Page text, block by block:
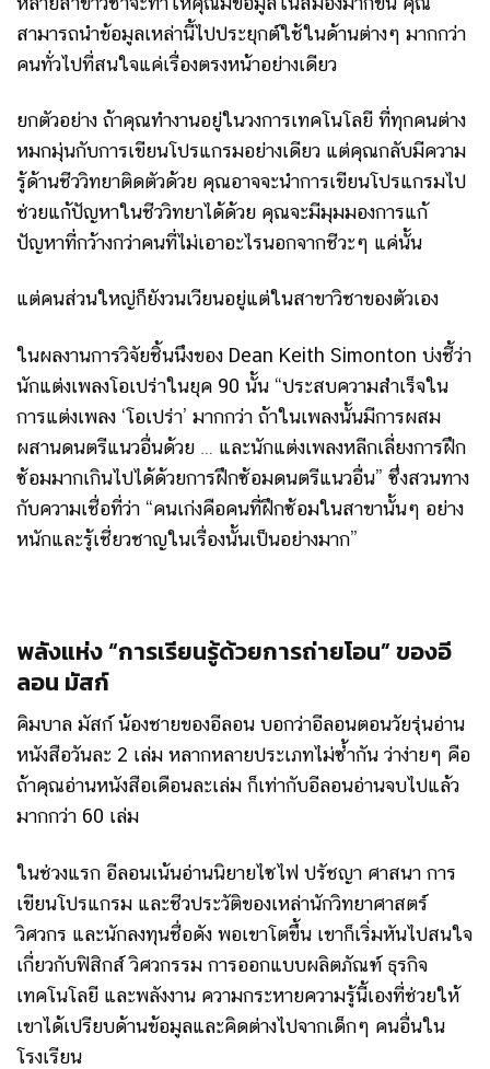
สามารถนำข้อมูลเหล่านี้ไปประยุกต์ใช้ในด้านต่างๆ มากกว่า
คนทั่วไปที่สนใจแค่เรื่องตรงหน้าอย่างเดียว
ยกตัวอย่าง ถ้าคุณทำงานอยู่ในวงการเทคโนโลยี ที่ทุกคนต่าง
หมกมุ่นกับการเขียนโปรแกรมอย่างเดียว แต่คุณกลับมีความ
รู้ด้านชีววิทยาติดตัวด้วย คุณอาจจะนำการเขียนโปรแกรมไป
ช่วยแก้ปัญหาในชีววิทยาได้ด้วย คุณจะมีมุมมองการแก้
ปัญหาที่กว้างกว่าคนที่ไม่เอาอะไรนอกจากชีวะๆ แค่นั้น
แต่คนส่วนใหญ่ก็ยังวนเวียนอยู่แต่ในสาขาวิชาของตัวเอง
ในผลงานการวิจัยชิ้นนึงของ Dean Keith Simonton บ่งชี้ว่า
นักแต่งเพลงโอเปร่าในยุค 90 นั้น “ประสบความสำเร็จใน
การแต่งเพลง ‘โอเปร่า’ มากกว่า ถ้าในเพลงนั้นมีการผสม
ผสานดนตรีแนวอื่นด้วย … และนักแต่งเพลงหลีกเลี่ยงการฝึก
ซ้อมมากเกินไปได้ด้วยการฝึกซ้อมดนตรีแนวอื่น” ซึ่งสวนทาง
กับความเชื่อที่ว่า “คนเก่งคือคนที่ฝึกซ้อมในสาขานั้นๆ อย่าง
หนักและรู้เชี่ยวชาญในเรื่องนั้นเป็นอย่างมาก”
พลังแห่ง “การเรียนรู้ด้วยการถ่ายโอน” ของอี
ลอน มัสก์
คิมบาล มัสก์ น้องชายของอีลอน บอกว่าอีลอนตอนวัยรุ่นอ่าน
หนังสือวันละ 2 เล่ม หลากหลายประเภทไม่ซ้ำกัน ว่าง่ายๆ คือ
ถ้าคุณอ่านหนังสือเดือนละเล่ม ก็เท่ากับอีลอนอ่านจบไปแล้ว
มากกว่า 60 เล่ม
ในช่วงแรก อีลอนเน้นอ่านนิยายไซไฟ ปรัชญา ศาสนา การ
เขียนโปรแกรม และชีวประวัติของเหล่านักวิทยาศาสตร์
วิศวกร และนักลงทุนชื่อดัง พอเขาโตขึ้น เขาก็เริ่มหันไปสนใจ
เกี่ยวกับฟิสิกส์ วิศวกรรม การออกแบบผลิตภัณฑ์ ธุรกิจ
เทคโนโลยี และพลังงาน ความกระหายความรู้นี้เองที่ช่วยให้
เขาได้เปรียบด้านข้อมูลและคิดต่างไปจากเด็กๆ คนอื่นใน
โรงเรียน